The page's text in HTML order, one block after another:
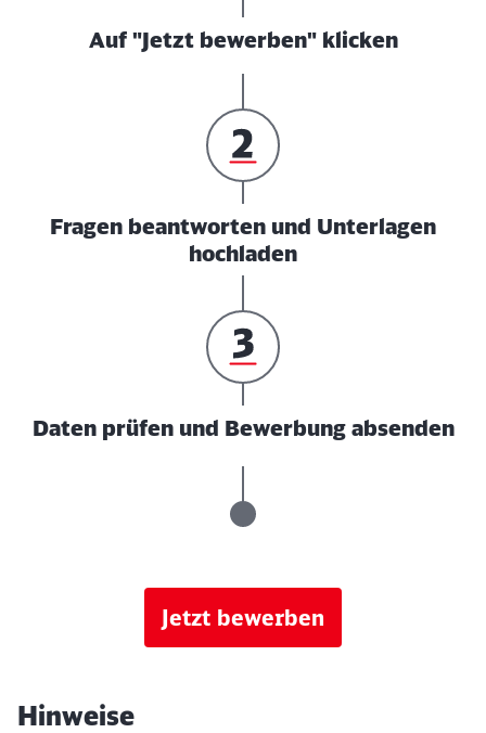
Auf "Jetzt bewerben" klicken
Fragen beantworten und Unterlagen
hochladen
Daten prüfen und Bewerbung absenden
Jetzt bewerben
Hinweise